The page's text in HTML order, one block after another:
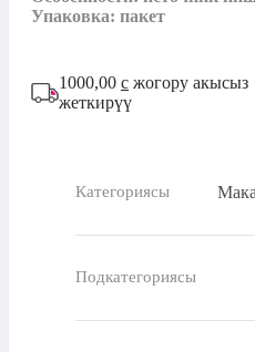
Упаковка: пакет
1000,00 с жогору акысыз
жеткирүү
Категориясы
Подкатегориясы